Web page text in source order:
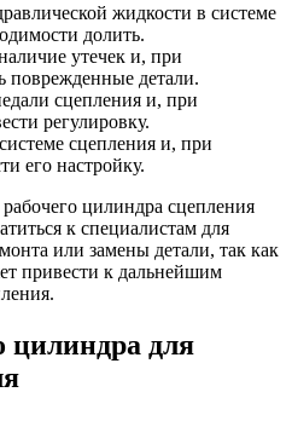
жидкости в системе
долить.
утечек и, при
поврежденные детали.
сцепления и, при
регулировку.
сцепления и, при
его настройку.
цилиндра сцепления
к специалистам для
или замены детали, так как
привести к дальнейшим
цилиндра для